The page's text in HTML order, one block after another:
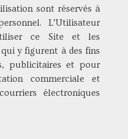
sont réservés à
L’Utilisateur
ce Site et les
y figurent à des fins
publicitaires et pour
commerciale et
électroniques